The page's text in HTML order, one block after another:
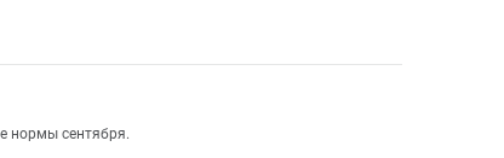
нормы сентября.